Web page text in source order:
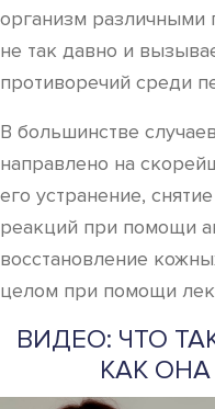
организм различными
не так давно и
противоречий среди
В большинстве
направлено на
его устранение,
реакций при помощи
восстановление
целом при помощи
ВИДЕО: ЧТО
КАК